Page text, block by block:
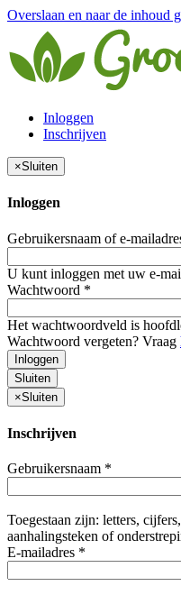
Overslaan en naar de inhoud
Inloggen
Inschrijven
×Sluiten
Inloggen
Gebruikersnaam of e-
U kunt inloggen met uw e-
Wachtwoord *
Het wachtwoordveld is
Wachtwoord vergeten? Vraag
Inloggen
Sluiten
×Sluiten
Inschrijven
Gebruikersnaam *
Toegestaan zijn: letters,
aanhalingsteken of
E-mailadres *